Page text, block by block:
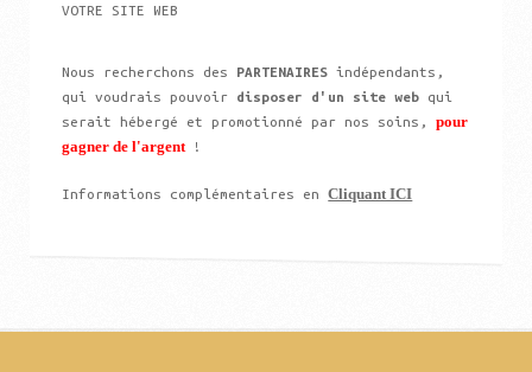
VOTRE SITE WEB
Nous recherchons des PARTENAIRES indépendants,
qui voudrais pouvoir disposer d'un site web qui
serait hébergé et promotionné par nos soins,pour
gagner de l'argent !
Informations complémentaires enCliquant ICI